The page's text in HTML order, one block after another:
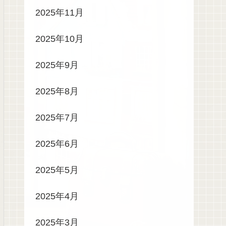
2025年11月
2025年10月
2025年9月
2025年8月
2025年7月
2025年6月
2025年5月
2025年4月
2025年3月